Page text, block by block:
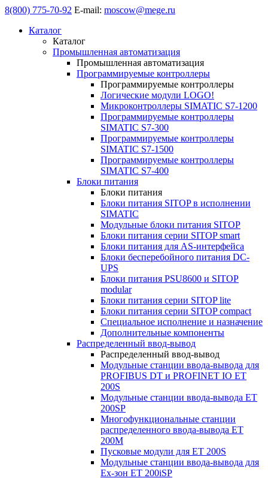
8(800) 775-70-92 E-mail: moscow@mege.ru
Каталог
Каталог
Промышленная автоматизация
Промышленная автоматизация
Программируемые контроллеры
Программируемые контроллеры
Логические модули LOGO!
Микроконтроллеры SIMATIC S7-1200
Программируемые контроллеры
SIMATIC S7-300
Программируемые контроллеры
SIMATIC S7-1500
Программируемые контроллеры
SIMATIC S7-400
Блоки питания
Блоки питания
Блоки питания SITOP в исполнении
SIMATIC
Модульные блоки питания SITOP
Блоки питания серии SITOP smart
Блоки питания для AS-интерфейса
Блоки бесперебойного питания DC-
UPS
Блоки питания PSU8600 и SITOP
modular
Блоки питания серии SITOP lite
Блоки питания серии SITOP compact
Специальное исполнение и назначение
Дополнительные компоненты
Распределенный ввод-вывод
Распределенный ввод-вывод
Модульные станции ввода-вывода для
PROFIBUS DT и PROFINET IO ET
200S
Модульные станции ввода-вывода ET
200SP
Многофункциональные станции
распределенного ввода-вывода ET
200M
Пусковые модули для ET 200S
Модульные станции ввода-вывода для
Ex-зон ET 200iSP